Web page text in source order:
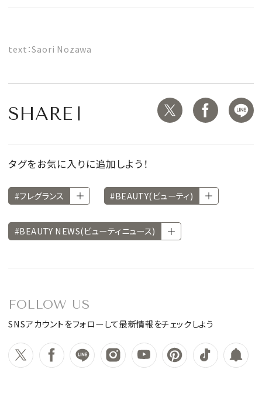
text：Saori Nozawa
SHARE
タグをお気に入りに追加しよう！
#フレグランス #BEAUTY(ビューティ)
#BEAUTY NEWS(ビューティニュース)
FOLLOW US
SNSアカウントをフォローして最新情報をチェックしよう